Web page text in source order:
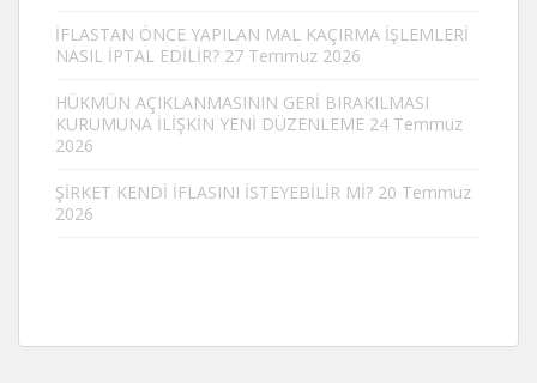
İFLASTAN ÖNCE YAPILAN MAL KAÇIRMA İŞLEMLERİ
NASIL İPTAL EDİLİR? 27 Temmuz 2026
HÜKMÜN AÇIKLANMASININ GERİ BIRAKILMASI
KURUMUNA İLİŞKİN YENİ DÜZENLEME 24 Temmuz
2026
ŞİRKET KENDİ İFLASINI İSTEYEBİLİR Mİ? 20 Temmuz
2026